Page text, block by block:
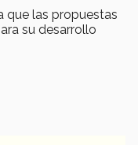
que las propuestas
su desarrollo